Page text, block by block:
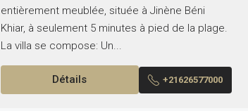
entièrement meublée, située à Jinène Béni
Khiar, à seulement 5 minutes à pied de la plage.
La villa se compose: Un...
Détails +21626577000